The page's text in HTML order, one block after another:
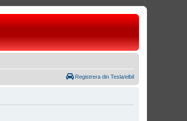
Registrera din Tesla/elbil